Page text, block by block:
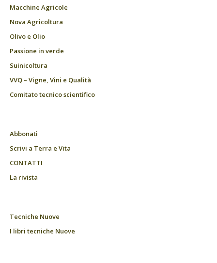
Macchine Agricole
Nova Agricoltura
Olivo e Olio
Passione in verde
Suinicoltura
VVQ – Vigne, Vini e Qualità
Comitato tecnico scientifico
Abbonati
Scrivi a Terra e Vita
CONTATTI
La rivista
Tecniche Nuove
I libri tecniche Nuove